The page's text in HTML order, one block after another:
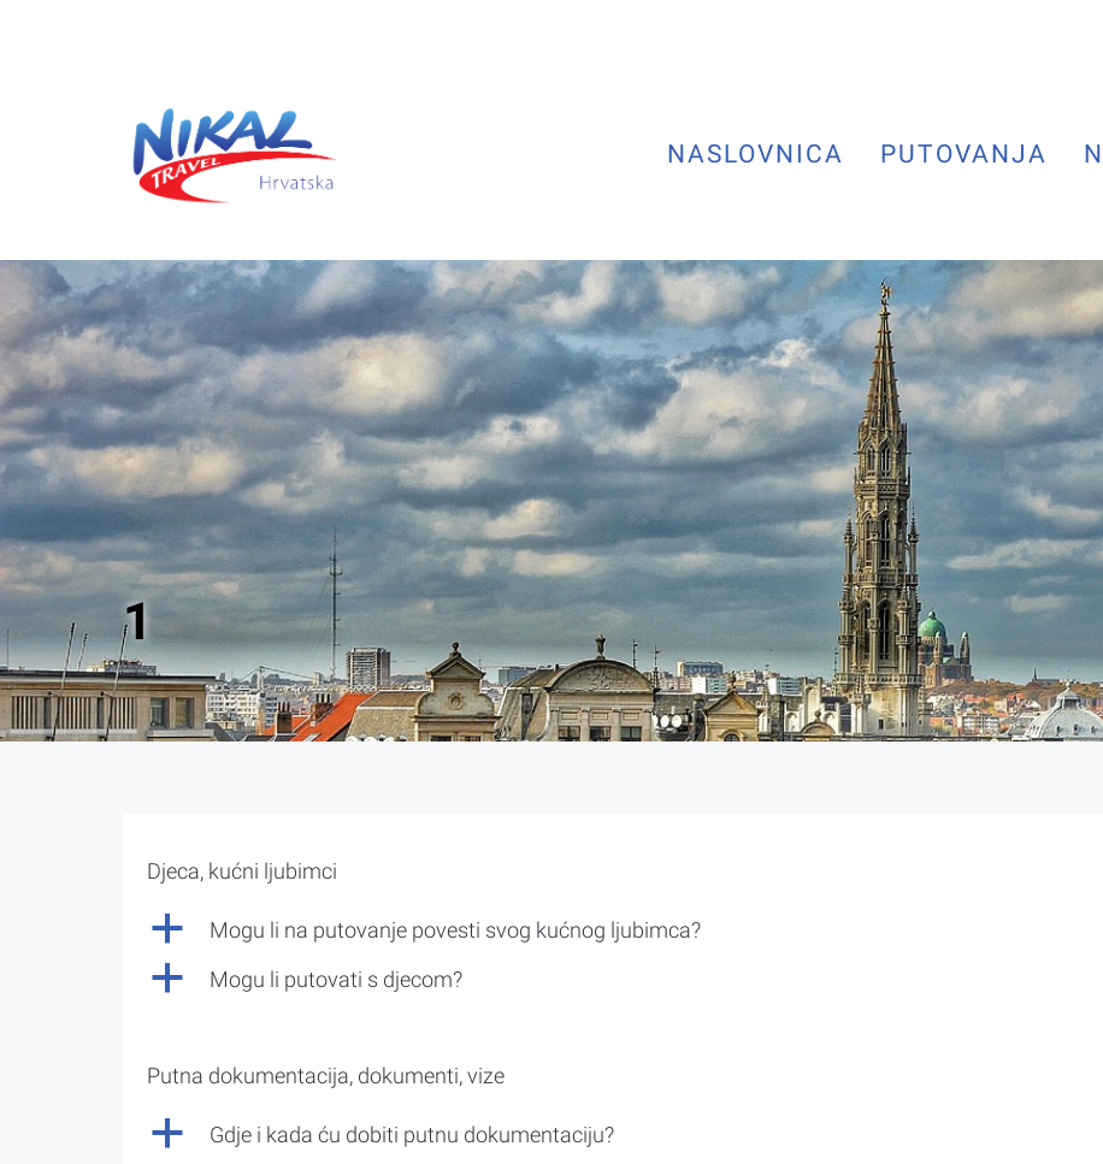
NASLOVNICA PUTOVANJA
1
Djeca, kućni ljubimci
a Mogu li na putovanje povesti svog kućnog ljubimca?
a Mogu li putovati s djecom?
Putna dokumentacija, dokumenti, vize
a Gdje i kada ću dobiti putnu dokumentaciju?